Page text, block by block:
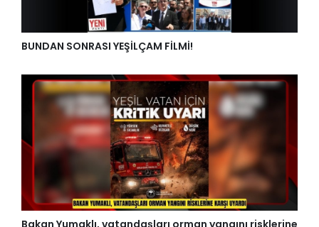
BUNDAN SONRASI YEŞİLÇAM FİLMİ!
Bakan Yumaklı, vatandaşları orman yangını risklerine